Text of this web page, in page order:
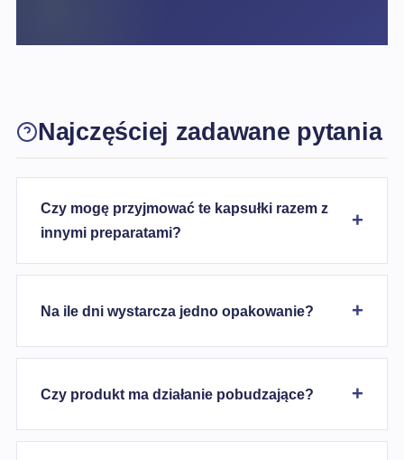
Najczęściej zadawane pytania
Czy mogę przyjmować te kapsułki razem z
innymi preparatami?
Na ile dni wystarcza jedno opakowanie?
Czy produkt ma działanie pobudzające?